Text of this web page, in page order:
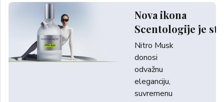
Nova ikona
Scentologije je
Nitro Musk
donosi
odvažnu
eleganciju,
suvremenu